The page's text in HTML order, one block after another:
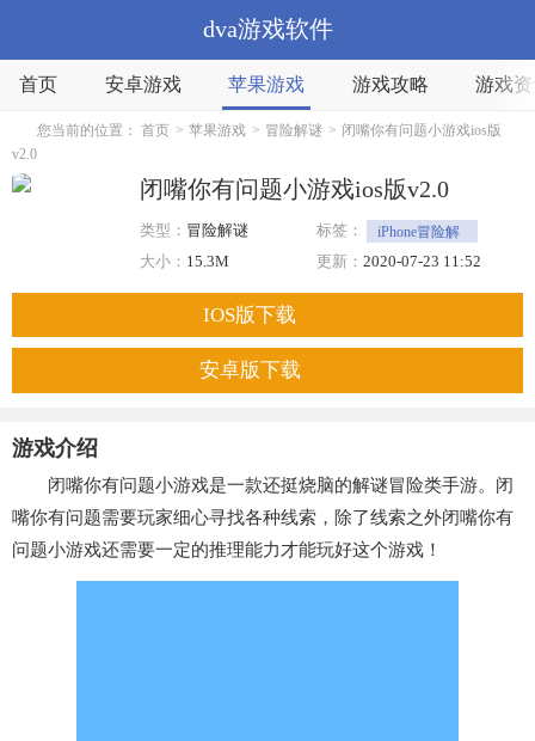
dva游戏软件
首页 安卓游戏 苹果游戏 游戏攻略 游戏
您当前的位置： 首页 > 苹果游戏 > 冒险解谜 > 闭嘴你有问题小游戏ios版
v2.0
闭嘴你有问题小游戏ios版v2.0
类型： 冒险解谜 标签：
iPhone冒险解
谜
解谜
大小： 15.3M 更新： 2020-07-23 11:52
IOS版下载
安卓版下载
游戏介绍
闭嘴你有问题小游戏是一款还挺烧脑的解谜冒险类手游。闭
嘴你有问题需要玩家细心寻找各种线索，除了线索之外闭嘴你有
问题小游戏还需要一定的推理能力才能玩好这个游戏！